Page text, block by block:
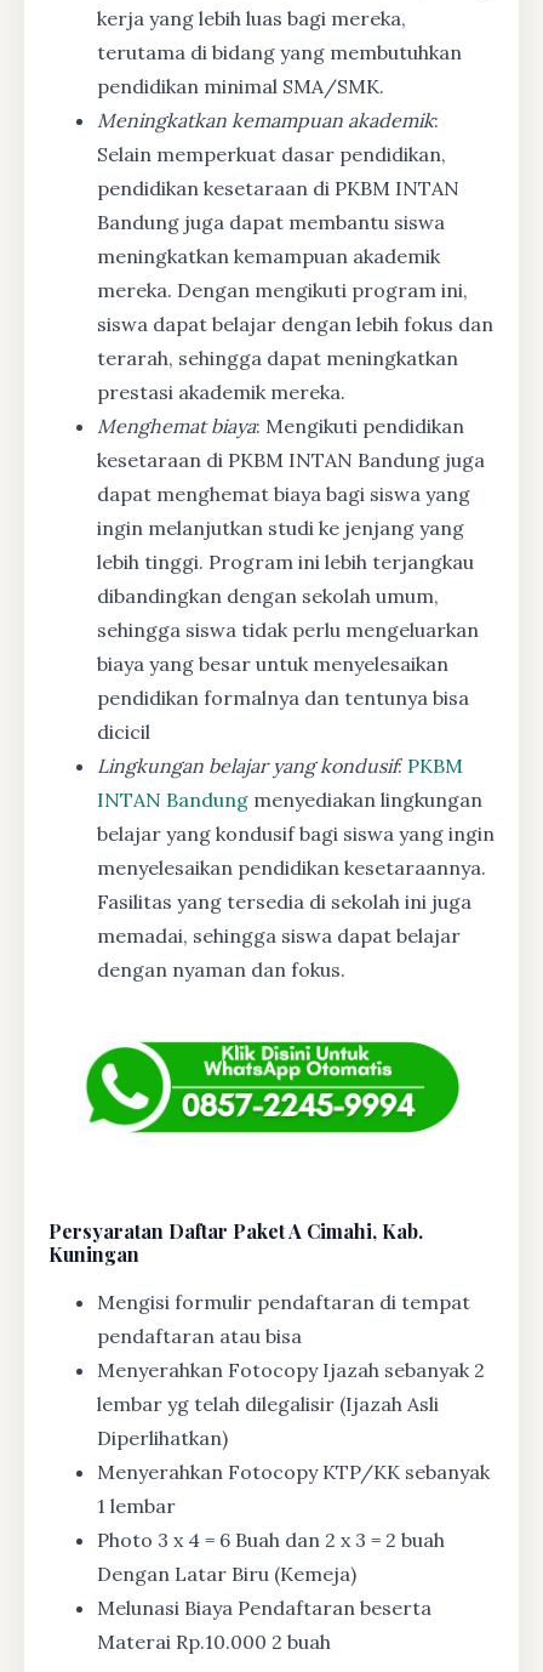
kerja yang lebih luas bagi mereka,
terutama di bidang yang membutuhkan
pendidikan minimal SMA/SMK.
Meningkatkan kemampuan akademik:
Selain memperkuat dasar pendidikan,
pendidikan kesetaraan di PKBM INTAN
Bandung juga dapat membantu siswa
meningkatkan kemampuan akademik
mereka. Dengan mengikuti program ini,
siswa dapat belajar dengan lebih fokus dan
terarah, sehingga dapat meningkatkan
prestasi akademik mereka.
Menghemat biaya: Mengikuti pendidikan
kesetaraan di PKBM INTAN Bandung juga
dapat menghemat biaya bagi siswa yang
ingin melanjutkan studi ke jenjang yang
lebih tinggi. Program ini lebih terjangkau
dibandingkan dengan sekolah umum,
sehingga siswa tidak perlu mengeluarkan
biaya yang besar untuk menyelesaikan
pendidikan formalnya dan tentunya bisa
dicicil
Lingkungan belajar yang kondusif: PKBM
INTAN Bandung menyediakan lingkungan
belajar yang kondusif bagi siswa yang ingin
menyelesaikan pendidikan kesetaraannya.
Fasilitas yang tersedia di sekolah ini juga
memadai, sehingga siswa dapat belajar
dengan nyaman dan fokus.
Persyaratan Daftar Paket A Cimahi, Kab.
Kuningan
Mengisi formulir pendaftaran di tempat
pendaftaran atau bisa
Menyerahkan Fotocopy Ijazah sebanyak 2
lembar yg telah dilegalisir (Ijazah Asli
Diperlihatkan)
Menyerahkan Fotocopy KTP/KK sebanyak
1 lembar
Photo 3 x 4 = 6 Buah dan 2 x 3 = 2 buah
Dengan Latar Biru (Kemeja)
Melunasi Biaya Pendaftaran beserta
Materai Rp.10.000 2 buah